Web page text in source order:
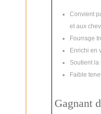
Convient
et aux
Fourrage
Enrichi en
Soutient la
Faible
Gagnant